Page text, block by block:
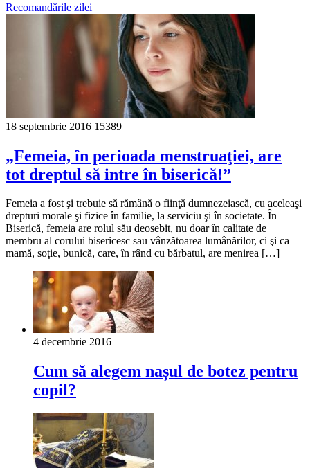
Recomandările zilei
18 septembrie 2016 15389
„Femeia, în perioada menstruaţiei, are
tot dreptul să intre în biserică!”
Femeia a fost şi trebuie să rămână o fiinţă dumnezeiască, cu aceleaşi
drepturi morale şi fizice în familie, la serviciu şi în societate. În
Biserică, femeia are rolul său deosebit, nu doar în calitate de
membru al corului bisericesc sau vânzătoarea lumânărilor, ci şi ca
mamă, soţie, bunică, care, în rând cu bărbatul, are menirea […]
4 decembrie 2016
Cum să alegem nașul de botez pentru
copil?